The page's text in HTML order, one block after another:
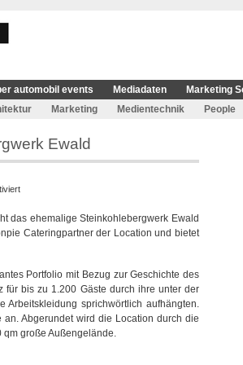
automobil events Mediadaten
Marketing
Marketing Medientechnik People
Ewald
für
und
die
Steinkohlebergwerk
Ewald
das ehemalige Steinkohlebergwerk Ewald
Cateringpartner der Location und bietet
Portfolio mit Bezug zur Geschichte des
für bis zu 1.200 Gäste durch ihre unter der
sprichwörtlich aufhängten.
Abgerundet wird die Location durch die
große Außengelände.